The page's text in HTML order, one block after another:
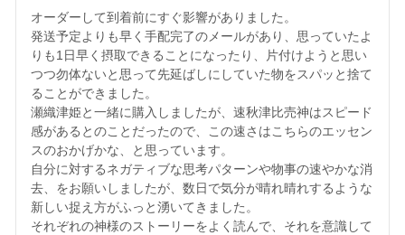
オーダーして到着前にすぐ影響がありました。
発送予定よりも早く手配完了のメールがあり、思っていたよ
りも1日早く摂取できることになったり、片付けようと思い
つつ勿体ないと思って先延ばしにしていた物をスパッと捨て
ることができました。
瀬織津姫と一緒に購入しましたが、速秋津比売神はスピード
感があるとのことだったので、この速さはこちらのエッセン
スのおかげかな、と思っています。
自分に対するネガティブな思考パターンや物事の速やかな消
去、をお願いしましたが、数日で気分が晴れ晴れするような
新しい捉え方がふっと湧いてきました。
それぞれの神様のストーリーをよく読んで、それを意識して